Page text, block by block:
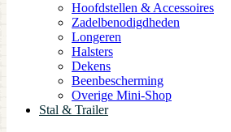
Hoofdstellen & Accessoires
Zadelbenodigdheden
Longeren
Halsters
Dekens
Beenbescherming
Overige Mini-Shop
Stal & Trailer